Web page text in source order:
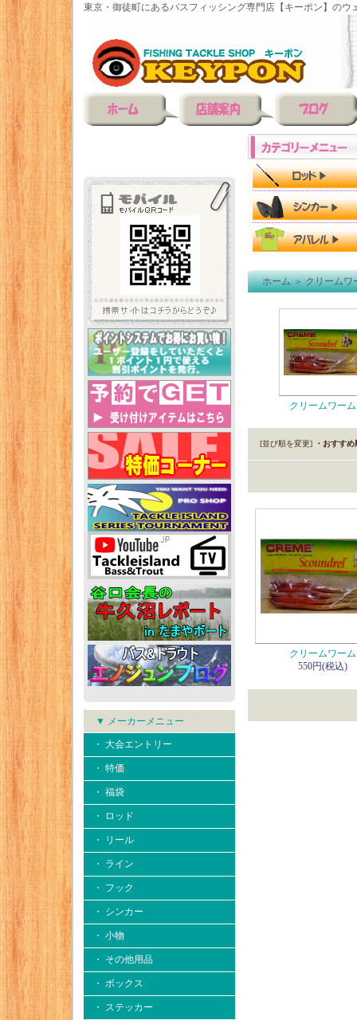
東京・御徒町にあるバスフィッシング専門店【キーポン】のウ
▼ メーカーメニュー
・ 大会エントリー
・ 特価
・ 福袋
・ ロッド
・ リール
・ ライン
・ フック
・ シンカー
・ 小物
・ その他用品
・ ボックス
・ ステッカー
ホーム＞クリームワ
クリームワーム
[並び順を変更] ・おすすめ
クリームワーム
550円(税込)